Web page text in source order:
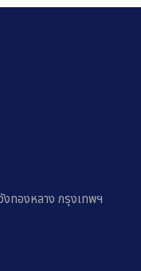
ทองหลาง กรุงเทพฯ